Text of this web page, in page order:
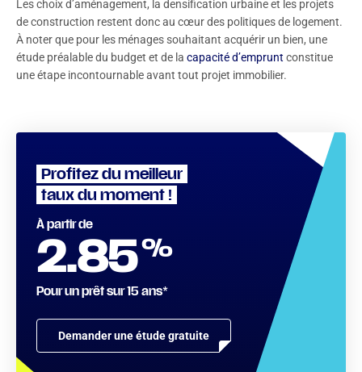
Les choix d’aménagement, la densification urbaine et les projets
de construction restent donc au cœur des politiques de logement.
À noter que pour les ménages souhaitant acquérir un bien, une
étude préalable du budget et de la capacité d’emprunt constitue
une étape incontournable avant tout projet immobilier.
Profitez du meilleur
taux du moment !
Demander une étude gratuite
À partir de
2.85%
Pour un prêt sur 15 ans*